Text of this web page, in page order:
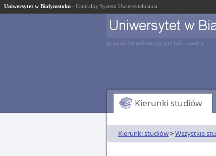
Uniwersytet w Białymstoku - Centralny System Uwierzytelniania
przejdź do głównego portalu uczelni
Kierunki studiów
Kierunki studiów>Wszystkie